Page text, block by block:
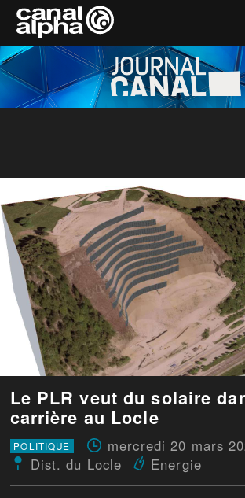
Le PLR veut du solaire
carrière au Locle
POLITIQUE mercredi 20 mars
Dist. du Locle
Energie